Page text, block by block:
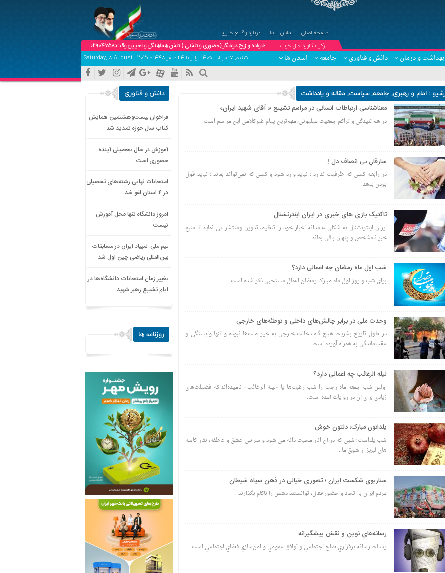
صفحه اصلی تماس با ما
درباره وقایع خبری
۞مرکز مشاوره حال خوب
دکتر کبری درویش پیشه ؛ مشاور خانواده و زوج درمانگر (حضوری و تلفنی ) تلفن هماهنگی و تعیین وقت:09102904758
بهداشت و درمان دانش و فناوری جامعه استان ها شنبه, ۱۷ مرداد , ۱۴۰۵ برابر با 24 صفر 1448 - Saturday, 8 August , 2026
: امام و رهبری, جامعه,سیاست,مقاله و یادداشت
معناشناسی ارتباطات انسانی در مراسم تشییع « آقای شهید ایران»
در هم تنیدگی و تراکم جمعیت میلیونی، مهم‌ترین پیام غیرکلامی این مراسم است.
سارقانِ بی انصافِ دل !
در رابطه کسی که ظرفیت ندارد ؛ نباید وارد شود و کسی که نمی‌تواند بماند ؛ نباید قول
بودن بدهد‌.
تاکتیک بازی های خبری در ایران اینترنشنال
ایران اینترنشنال به شکلی عامدانه اخبار خود را تنظیم، تدوین ومنتشر می نماید تا منبع
خبر نامشخص و پنهان باقی بماند.
شب اول ماه رمضان چه اعمالی دارد؟
برای شب و روز اول ماه مبارک رمضان اعمال مستحبی ذکر شده است .
وحدت ملی در برابر چالش‌های داخلی و توطئه‌های خارجی
در طول تاریخ بشریت هیچ گاه دخالت خارجی به خیر ملت‌ها نبوده و تنها وابستگی و
عقب‌ماندگی به همراه آورده است.
لیله الرغائب چه اعمالی دارد؟
اولین شب جمعه ماه رجب را شب رغبت‌ها یا «لیلة الرغائب» نامیده‌اند که فضیلت‌های
زیادی برای آن در روایات آمده است.
یلداتون مبارک؛ دلتون خوش
شب یلداست؛ شبی که در آن انار محبت دانه می شود و سرخی عشق و عاطفه، نثار کاسه
های لبریز از شوق ما...
سناریوی شکست ایران ؛ تصوری خیالی در ذهن سیاه شیطان
مردم ایران با اتحاد و حضور فعال، توانستند دشمن را ناکام بگذارند .
رسانه‌هاي نوين و نقش پيشگيرانه
رسالت رسانه برقراري صلح اجتماعي و توافق عمومي و امن‌سازي فضاي اجتماعي است.
دانش و فناوری
فراخوان بیست‌وهشتمین همایش
کتاب سال حوزه تمدید شد
آموزش در سال تحصیلی آینده
حضوری است
امتحانات نهایی رشته‌های تحصیلی
در ۴ استان لغو شد
امروز دانشگاه تنها محل آموزش
نیست
تیم ملی المپیاد ایران در مسابقات
بین‌المللی ریاضی چین اول شد
تغییر زمان امتحانات دانشگاه‌ها در
ایام تشییع رهبر شهید
روزنامه ها